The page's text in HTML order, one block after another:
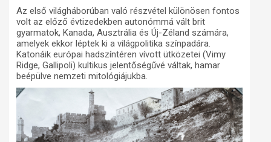
Az első világháborúban való részvétel különösen fontos
volt az előző évtizedekben autonómmá vált brit
gyarmatok, Kanada, Ausztrália és Új-Zéland számára,
amelyek ekkor léptek ki a világpolitika színpadára.
Katonáik európai hadszíntéren vívott ütközetei (Vimy
Ridge, Gallipoli) kultikus jelentőségűvé váltak, hamar
beépülve nemzeti mitológiájukba.